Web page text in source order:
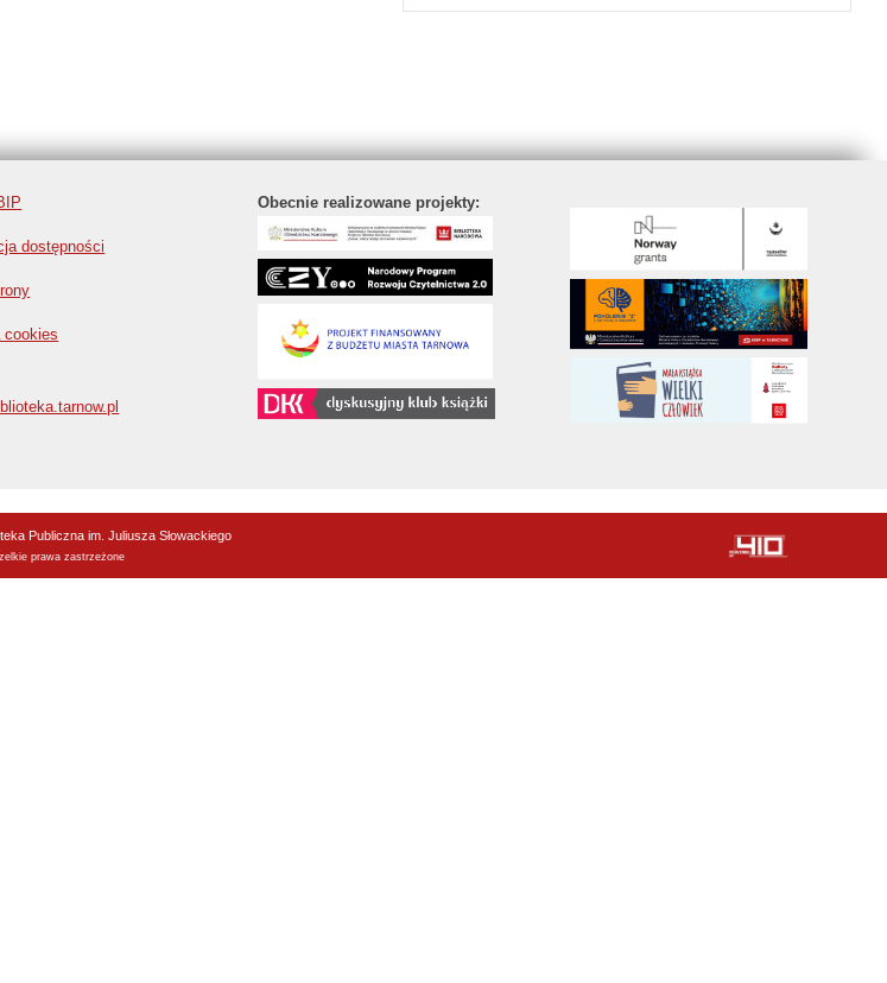
dostępności
cookies
Obecnie realizowane projekty:
Publiczna im. Juliusza Słowackiego
prawa zastrzeżone